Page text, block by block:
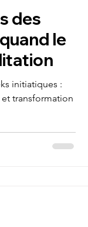
des
le
initiatiques :
transformation